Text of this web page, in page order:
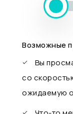
Возможные
Вы
со
ожидаемую